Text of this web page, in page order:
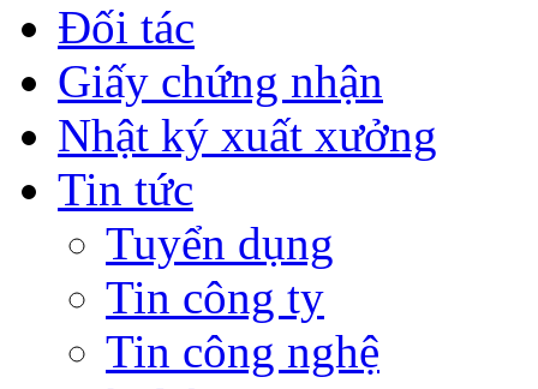
Đối tác
Giấy chứng nhận
Nhật ký xuất xưởng
Tin tức
Tuyển dụng
Tin công ty
Tin công nghệ